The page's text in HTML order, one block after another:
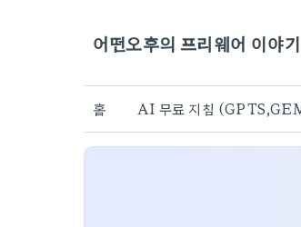
어떤오후의 프리웨어 이야
홈 AI 무료 지침